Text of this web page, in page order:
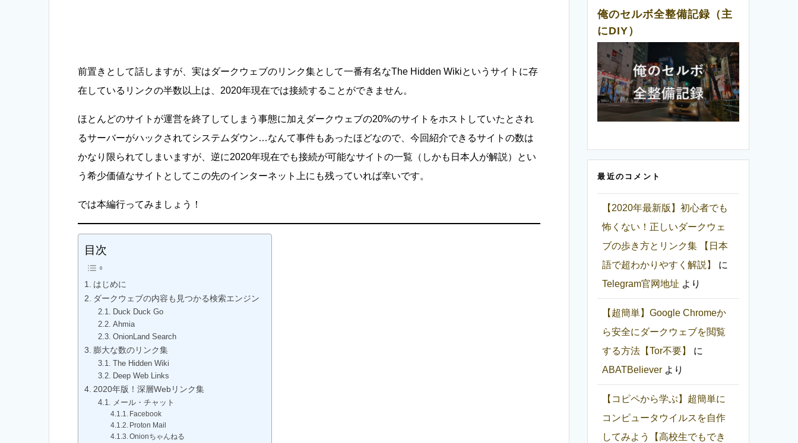
前置きとして話しますが、実はダークウェブのリンク集として一番有名なThe Hidden Wikiというサイトに存
在しているリンクの半数以上は、2020年現在では接続することができません。
ほとんどのサイトが運営を終了してしまう事態に加えダークウェブの20%のサイトをホストしていたとされ
るサーバーがハックされてシステムダウン…なんて事件もあったほどなので、今回紹介できるサイトの数は
かなり限られてしまいますが、逆に2020年現在でも接続が可能なサイトの一覧（しかも日本人が解説）とい
う希少価値なサイトとしてこの先のインターネット上にも残っていれば幸いです。
では本編行ってみましょう！
目次
はじめに
ダークウェブの内容も見つかる検索エンジン
Duck Duck Go
Ahmia
OnionLand Search
膨大な数のリンク集
The Hidden Wiki
Deep Web Links
2020年版！深層Webリンク集
メール・チャット
Facebook
Proton Mail
Onionちゃんねる
俺のセルボ全整備記録（主
にDIY）
最近のコメント
【2020年最新版】初心者でも
怖くない！正しいダークウェ
ブの歩き方とリンク集 【日本
語で超わかりやすく解説】
に
Telegram官网地址 より
【超簡単】Google Chromeか
ら安全にダークウェブを閲覧
する方法【Tor不要】
に
ABATBeliever より
【コピペから学ぶ】超簡単に
コンピュータウイルスを自作
してみよう【高校生でもでき